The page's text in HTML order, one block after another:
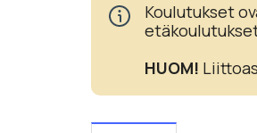
Koulutukset
HUOM!